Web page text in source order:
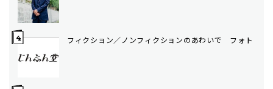
フィクション／ノンフィクションのあわいで フォト